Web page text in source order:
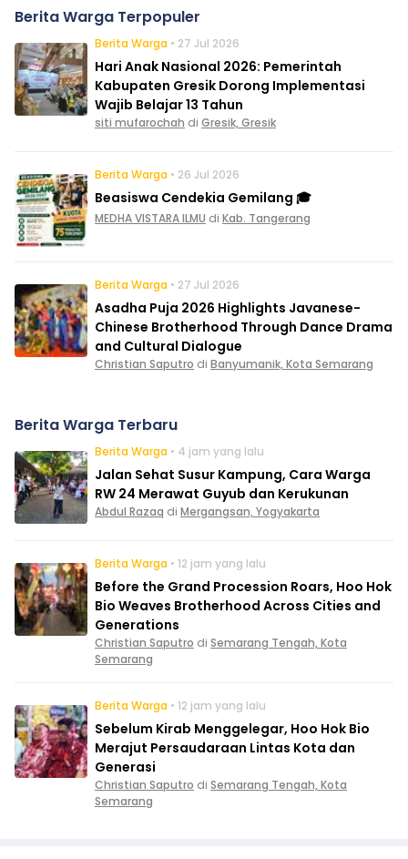
Berita Warga Terpopuler
Berita Warga • 27 Jul 2026
Hari Anak Nasional 2026: Pemerintah
Kabupaten Gresik Dorong Implementasi
Wajib Belajar 13 Tahun
siti mufarochah di Gresik, Gresik
Berita Warga • 26 Jul 2026
Beasiswa Cendekia Gemilang 🎓
MEDHA VISTARA ILMU di Kab. Tangerang
Berita Warga • 27 Jul 2026
Asadha Puja 2026 Highlights Javanese-
Chinese Brotherhood Through Dance Drama
and Cultural Dialogue
Christian Saputro di Banyumanik, Kota Semarang
Berita Warga Terbaru
Berita Warga • 4 jam yang lalu
Jalan Sehat Susur Kampung, Cara Warga
RW 24 Merawat Guyub dan Kerukunan
Abdul Razaq di Mergangsan, Yogyakarta
Berita Warga • 12 jam yang lalu
Before the Grand Procession Roars, Hoo Hok
Bio Weaves Brotherhood Across Cities and
Generations
Christian Saputro di Semarang Tengah, Kota
Semarang
Berita Warga • 12 jam yang lalu
Sebelum Kirab Menggelegar, Hoo Hok Bio
Merajut Persaudaraan Lintas Kota dan
Generasi
Christian Saputro di Semarang Tengah, Kota
Semarang